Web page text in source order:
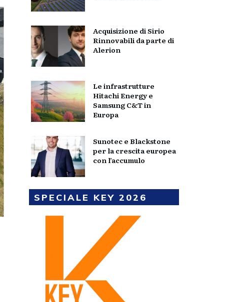
Acquisizione di Sirio
Rinnovabili da parte di
Alerion
Le infrastrutture
Hitachi Energy e
Samsung C&T in
Europa
Sunotec e Blackstone
per la crescita europea
con l’accumulo
SPECIALE KEY 2026